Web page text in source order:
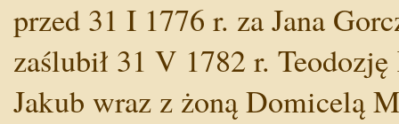
przed 31 I 1776 r. za Jana
zaślubił 31 V 1782 r.
Jakub wraz z żoną Domicelą